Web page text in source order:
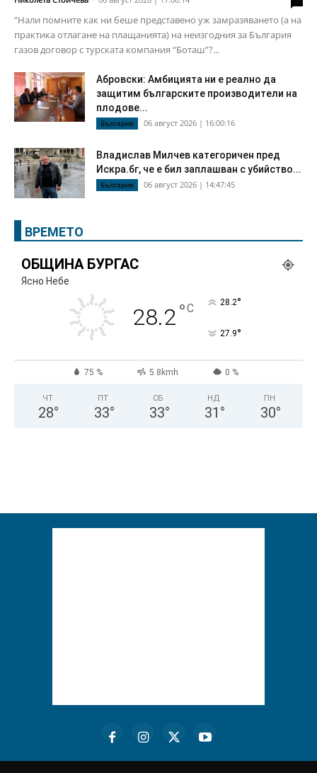
“Нали помните как ни беше представено уж замразяването (а на
практика отлагане на плащанията) на неизгодния за България
газов договор с турската компания “Боташ”?...
Абровски: Амбицията ни е реално да
защитим българските производители на
плодове...
България 06 август 2026 | 16:00:16
Владислав Милчев категоричен пред
Искра.бг, че е бил заплашван с убийство...
България 06 август 2026 | 14:47:45
ВРЕМЕТО
ОБЩИНА БУРГАС
Ясно Небе
28.2°C 28.2°
27.9°
75 % 5.8kmh 0 %
ЧТ
28°
ПТ
33°
СБ
33°
НД
31 °
ПН
30°